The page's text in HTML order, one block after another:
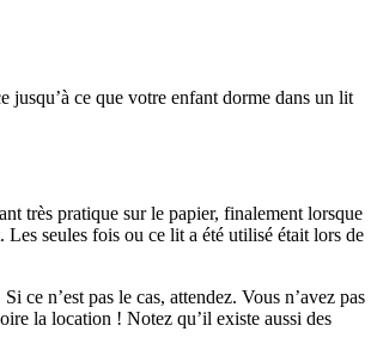
jusqu’à ce que votre enfant dorme dans un lit
très pratique sur le papier, finalement lorsque
seules fois ou ce lit a été utilisé était lors de
Si ce n’est pas le cas, attendez. Vous n’avez pas
la location ! Notez qu’il existe aussi des